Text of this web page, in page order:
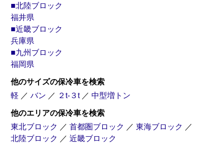
■北陸ブロック
福井県
■近畿ブロック
兵庫県
■九州ブロック
福岡県
他のサイズの保冷車を検索
軽 ／ バン ／ ２t-３t ／ 中型増トン
他のエリアの保冷車を検索
東北ブロック ／ 首都圏ブロック ／ 東海ブロック ／
北陸ブロック ／ 近畿ブロック